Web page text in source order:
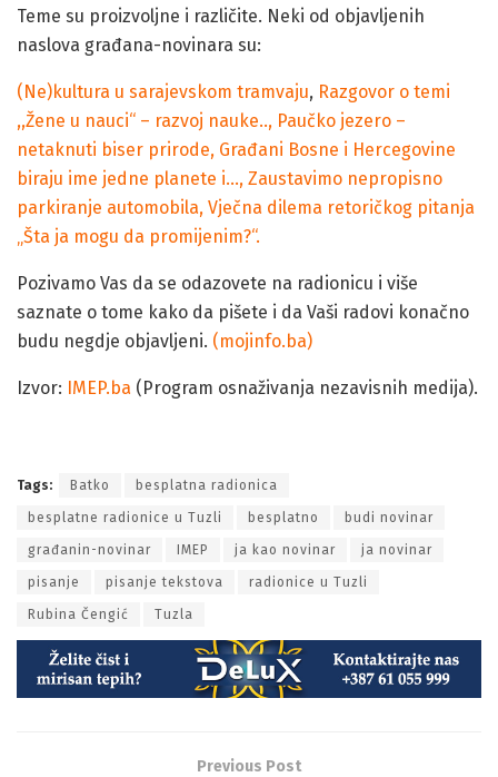
Teme su proizvoljne i različite. Neki od objavljenih
naslova građana-novinara su:
(Ne)kultura u sarajevskom tramvaju, Razgovor o temi
,,Žene u nauci“ – razvoj nauke.., Paučko jezero –
netaknuti biser prirode, Građani Bosne i Hercegovine
biraju ime jedne planete i…, Zaustavimo nepropisno
parkiranje automobila, Vječna dilema retoričkog pitanja
„Šta ja mogu da promijenim?“.
Pozivamo Vas da se odazovete na radionicu i više
saznate o tome kako da pišete i da Vaši radovi konačno
budu negdje objavljeni. (mojinfo.ba)
Izvor: IMEP.ba (Program osnaživanja nezavisnih medija).
Tags: Batko besplatna radionica
besplatne radionice u Tuzli besplatno budi novinar
građanin-novinar IMEP ja kao novinar ja novinar
pisanje pisanje tekstova radionice u Tuzli
Rubina Čengić Tuzla
Previous Post